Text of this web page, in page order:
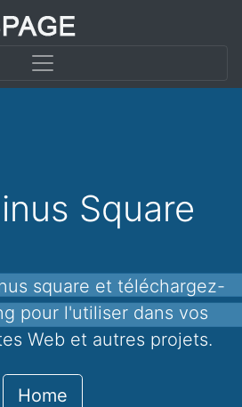
Square
pour l'utiliser dans vos
Web et autres projets.
Home